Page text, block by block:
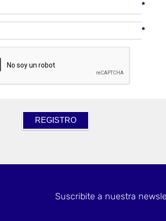
*
*
Suscribite a nuestra